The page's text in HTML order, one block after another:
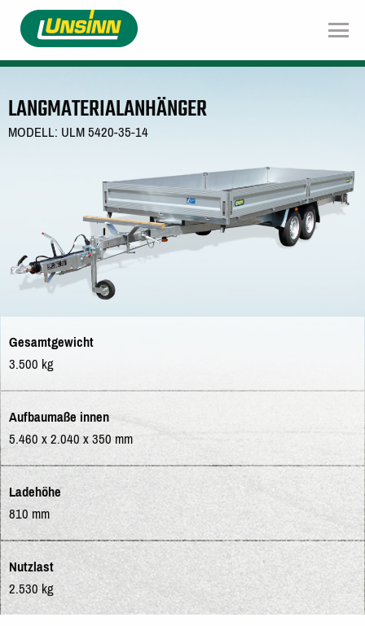
Direkt
zum
Inhalt
LANGMATERIALANHÄNGER
MODELL: ULM 5420-35-14
Gesamtgewicht
3.500 kg
Aufbaumaße innen
5.460 x 2.040 x 350 mm
Ladehöhe
810 mm
Nutzlast
2.530 kg